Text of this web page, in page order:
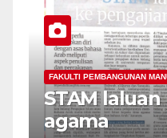
FAKULTI PEMBANGUNAN
STAM
agama